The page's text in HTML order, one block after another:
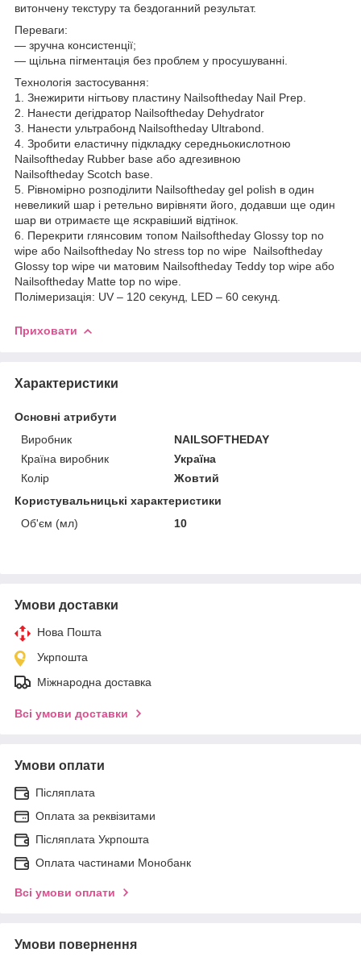
витончену текстуру та бездоганний результат.
Переваги:
— зручна консистенції;
— щільна пігментація без проблем у просушуванні.
Технологія застосування:
1. Знежирити нігтьову пластину Nailsoftheday Nail Prep.
2. Нанести дегідратор Nailsoftheday Dehydrator
3. Нанести ультрабонд Nailsoftheday Ultrabond.
4. Зробити еластичну підкладку середньокислотною
Nailsoftheday Rubber base або адгезивною
Nailsoftheday Scotch base.
5. Рівномірно розподілити Nailsoftheday gel polish в один
невеликий шар і ретельно вирівняти його, додавши ще один
шар ви отримаєте ще яскравіший відтінок.
6. Перекрити глянсовим топом Nailsoftheday Glossy top no
wipe або Nailsoftheday No stress top no wipe Nailsoftheday
Glossy top wipe чи матовим Nailsoftheday Teddy top wipe або
Nailsoftheday Matte top no wipe.
Полімеризація: UV – 120 секунд, LED – 60 секунд.
Приховати
Характеристики
Основні атрибути
Виробник
NAILSOFTHEDAY
Країна виробник
Україна
Колір
Жовтий
Користувальницькі характеристики
Об'єм (мл)
10
Умови доставки
Нова Пошта
Укрпошта
Міжнародна доставка
Всі умови доставки
Умови оплати
Післяплата
Оплата за реквізитами
Післяплата Укрпошта
Оплата частинами Монобанк
Всі умови оплати
Умови повернення